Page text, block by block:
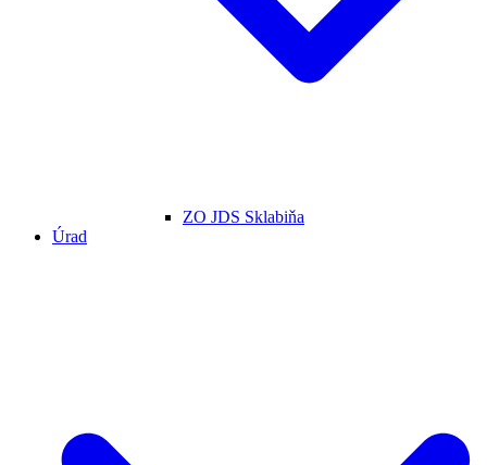
ZO JDS Sklabiňa
Úrad